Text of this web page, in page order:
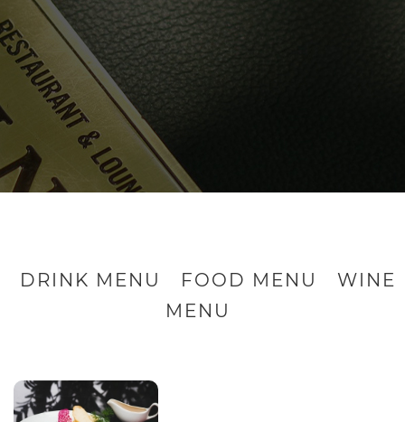
DRINK MENU FOOD MENU
WINE
MENU